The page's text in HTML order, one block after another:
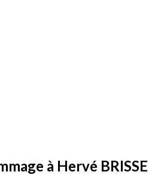
à Hervé BRISSE